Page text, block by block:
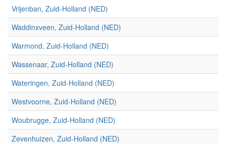
Vrijenban, Zuid-Holland (NED)
Waddinxveen, Zuid-Holland (NED)
Warmond, Zuid-Holland (NED)
Wassenaar, Zuid-Holland (NED)
Wateringen, Zuid-Holland (NED)
Westvoorne, Zuid-Holland (NED)
Woubrugge, Zuid-Holland (NED)
Zevenhuizen, Zuid-Holland (NED)